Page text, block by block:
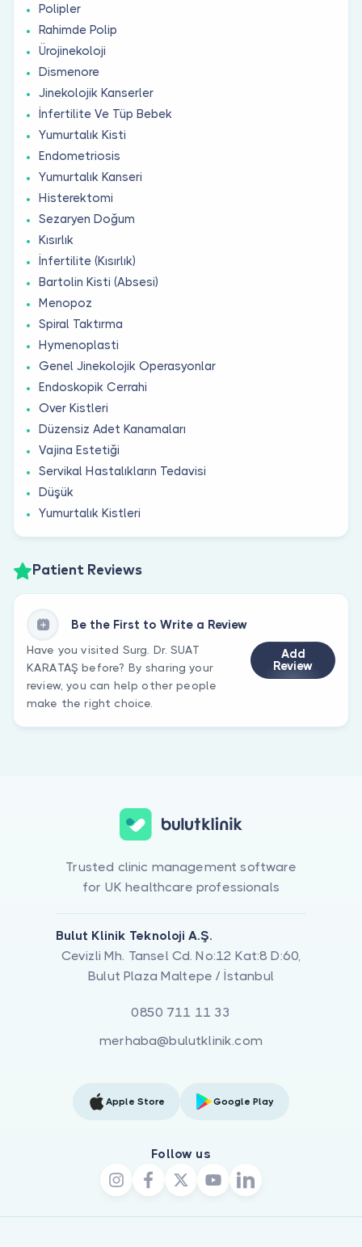
Polipler
Rahimde Polip
Ürojinekoloji
Dismenore
Jinekolojik Kanserler
İnfertilite Ve Tüp Bebek
Yumurtalık Kisti
Endometriosis
Yumurtalık Kanseri
Histerektomi
Sezaryen Doğum
Kısırlık
İnfertilite (Kısırlık)
Bartolin Kisti (Absesi)
Menopoz
Spiral Taktırma
Hymenoplasti
Genel Jinekolojik Operasyonlar
Endoskopik Cerrahi
Over Kistleri
Düzensiz Adet Kanamaları
Vajina Estetiği
Servikal Hastalıkların Tedavisi
Düşük
Yumurtalık Kistleri
Patient Reviews
Be the First to Write a Review
Have you visited Surg. Dr. SUAT
KARATAŞ before? By sharing your
review, you can help other people
make the right choice.
Add
Review
Trusted clinic management software
for UK healthcare professionals
Bulut Klinik Teknoloji A.Ş.
Cevizli Mh. Tansel Cd. No:12 Kat:8 D:60,
Bulut Plaza Maltepe / İstanbul
0850 711 11 33
merhaba@bulutklinik.com
Apple Store Google Play
Follow us